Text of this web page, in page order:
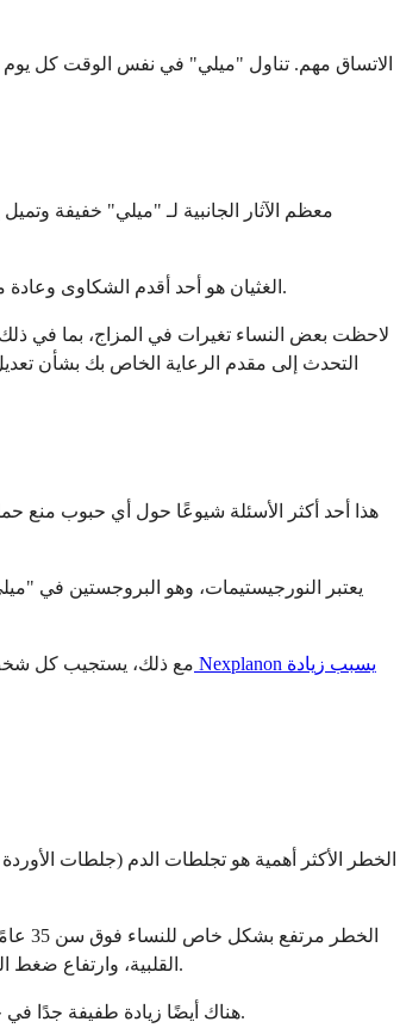
الاتساق مهم. تناول "ميلي" في نفس الوقت كل يوم
الغثيان هو أحد أقدم الشكاوى وعادة ما يختفي إذا تناولتِ "ميلي" مع الطعام أو وقت النوم بدلاً من الصباح. التبقيع بين الدورات شائع جدًا أيضًا في أول 1 إلى 3 عبوات ويكاد يختفي دائمًا من تلقاء نفسه.
لاحظت بعض النساء تغيرات في المزاج، بما في ذلك
التحدث إلى مقدم الرعاية الخاص بك بشأن
هذا أحد أكثر الأسئلة شيوعًا حول أي حبوب منع
يعتبر النورجيستيمات، وهو البروجستين في
مع ذلك، يستجيب كل شخص
الخطر الأكثر أهمية هو تجلطات الدم (جلطات
القلبية، وارتفاع ضغط الدم غير المتحكم فيه، وأنواع معينة من الصداع النصفي (الصداع النصفي المصحوب بأورة)، والسرطانات الحساسة للهرمونات مثل سرطان الثدي، وأمراض الكبد.
هناك أيضًا زيادة طفيفة جدًا في خطر الإصابة بالنوبات القلبية والسكتات الدماغية مع الحبوب المركبة، على الرغم من أن هذا الخطر ضئيل لدى النساء السليمات غير المدخنات دون سن 35 عامًا.